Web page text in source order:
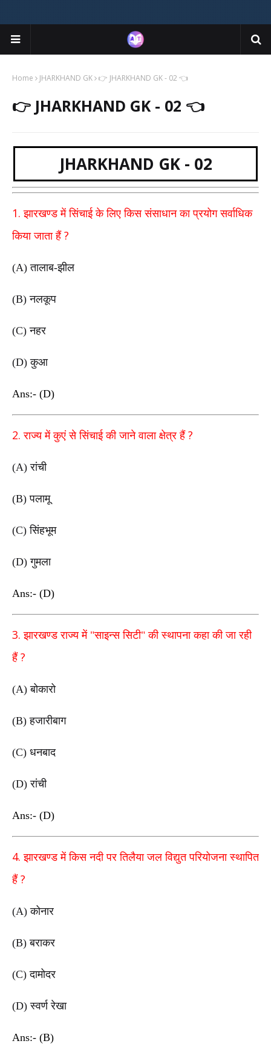
Home JHARKHAND GK 👉 JHARKHAND GK - 02 👈
👉 JHARKHAND GK - 02 👈
JHARKHAND GK - 02
1.झारखण्ड में सिंचाई के लिए किस संसाधान का प्रयोग सर्वाधिक
किया जाता हैं ?
(A)तालाब-झील
(B)नलकूप
(C)नहर
(D)कुआ
Ans:- (D)
2.राज्य में कुएं से सिंचाई की जाने वाला क्षेत्र हैं ?
(A)रांची
(B)पलामू
(C)सिंहभूम
(D)गुमला
Ans:- (D)
3.झारखण्ड राज्य में "साइन्स सिटी" की स्थापना कहा की जा रही
हैं ?
(A)बोकारो
(B)हजारीबाग
(C) धनबाद
(D)रांची
Ans:- (D)
4.झारखण्ड में किस नदी पर तिलैया जल विद्युत परियोजना स्थापित
हैं ?
(A)कोनार
(B)बराकर
(C)दामोदर
(D)स्वर्ण रेखा
Ans:- (B)